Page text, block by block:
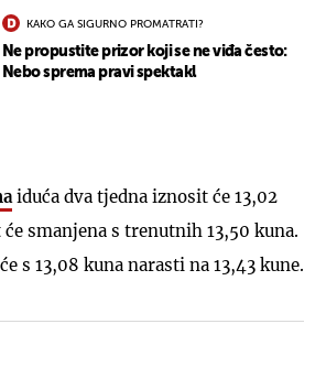
KAKO GA SIGURNO PROMATRATI?
Ne propustite prizor koji se ne viđa često:
Nebo sprema pravi spektakl
iduća dva tjedna iznosit će 13,02
smanjena s trenutnih 13,50 kuna.
će s 13,08 kuna narasti na 13,43 kune.